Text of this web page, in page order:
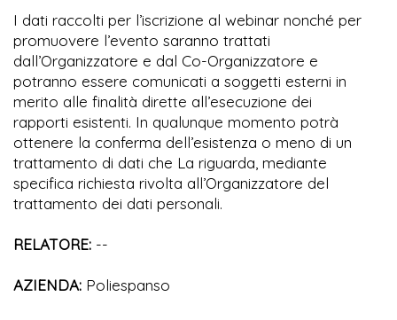
I dati raccolti per l’iscrizione al webinar nonché per
promuovere l’evento saranno trattati
dall’Organizzatore e dal Co-Organizzatore e
potranno essere comunicati a soggetti esterni in
merito alle finalità dirette all’esecuzione dei
rapporti esistenti. In qualunque momento potrà
ottenere la conferma dell’esistenza o meno di un
trattamento di dati che La riguarda, mediante
specifica richiesta rivolta all’Organizzatore del
trattamento dei dati personali.
RELATORE: --
AZIENDA: Poliespanso